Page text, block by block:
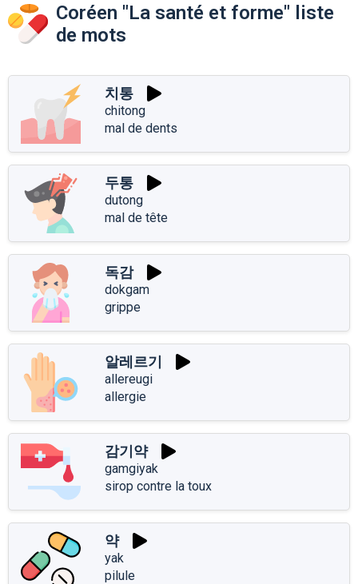
Coréen "La santé et forme" liste
de mots
치통
chitong
mal de dents
두통
dutong
mal de tête
독감
dokgam
grippe
알레르기
allereugi
allergie
감기약
gamgiyak
sirop contre la toux
약
yak
pilule